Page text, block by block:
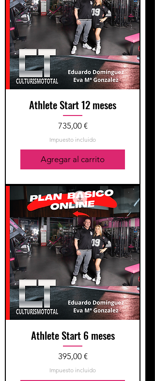
Athlete Start 12 meses
Precio
735,00 €
Impuesto incluido
Agregar al carrito
Athlete Start 6 meses
Precio
395,00 €
Impuesto incluido